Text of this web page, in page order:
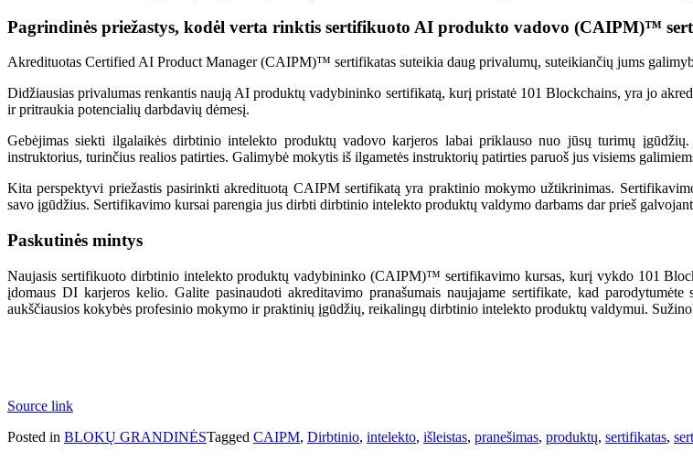
Pagrindinės priežastys, kodėl verta rinktis sertifikuoto AI produkto vadovo (CAIPM)™
Akredituotas Certified AI Product Manager (CAIPM)™ sertifikatas suteikia daug privalumų, suteikiančių jums
Didžiausias privalumas renkantis naują AI produktų vadybininko sertifikatą, kurį pristatė 101 Blockchains, yra jo
ir pritraukia potencialių darbdavių dėmesį.
Gebėjimas siekti ilgalaikės dirbtinio intelekto produktų vadovo karjeros labai priklauso nuo jūsų turimų
instruktorius, turinčius realios patirties. Galimybė mokytis iš ilgametės instruktorių patirties paruoš jus visiems
Kita perspektyvi priežastis pasirinkti akredituotą CAIPM sertifikatą yra praktinio mokymo užtikrinimas.
savo įgūdžius. Sertifikavimo kursai parengia jus dirbti dirbtinio intelekto produktų valdymo darbams dar prieš
Paskutinės mintys
Naujasis sertifikuoto dirbtinio intelekto produktų vadybininko (CAIPM)™ sertifikavimo kursas, kurį vykdo 101
įdomaus DI karjeros kelio. Galite pasinaudoti akreditavimo pranašumais naujajame sertifikate, kad
aukščiausios kokybės profesinio mokymo ir praktinių įgūdžių, reikalingų dirbtinio intelekto produktų valdymui.
Source link
Posted in BLOKŲ GRANDINĖSTagged CAIPM, Dirbtinio, intelekto, išleistas, pranešimas, produktų, sertifikatas,